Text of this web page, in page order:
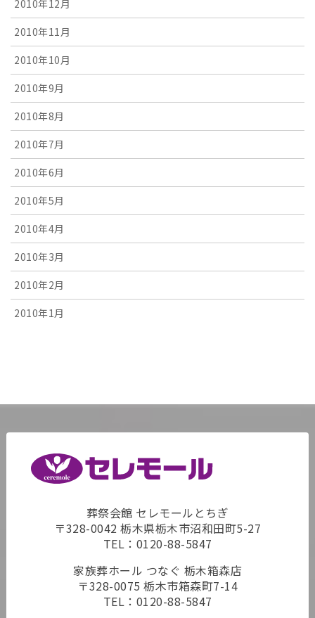
2010年12月
2010年11月
2010年10月
2010年9月
2010年8月
2010年7月
2010年6月
2010年5月
2010年4月
2010年3月
2010年2月
2010年1月
葬祭会館 セレモールとちぎ
〒328-0042 栃木県栃木市沼和田町5-27
TEL： 0120-88-5847
家族葬ホール つなぐ 栃木箱森店
〒328-0075 栃木市箱森町7-14
TEL： 0120-88-5847